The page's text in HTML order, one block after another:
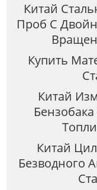
Китай
Проб С
Купить
Китай
Китай
Безводного